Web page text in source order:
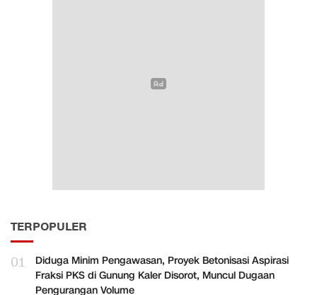
TERPOPULER
01
Diduga Minim Pengawasan, Proyek Betonisasi Aspirasi
Fraksi PKS di Gunung Kaler Disorot, Muncul Dugaan
Pengurangan Volume